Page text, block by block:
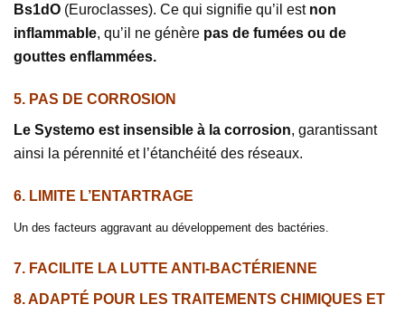
Bs1dO (Euroclasses). Ce qui signifie qu’il est non
inflammable, qu’il ne génère pas de fumées ou de
gouttes enflammées.
5. PAS DE CORROSION
Le Systemo est insensible à la corrosion, garantissant
ainsi la pérennité et l’étanchéité des réseaux.
6. LIMITE L’ENTARTRAGE
Un des facteurs aggravant au développement des bactéries.
7. FACILITE LA LUTTE ANTI-BACTÉRIENNE
8. ADAPTÉ POUR LES TRAITEMENTS CHIMIQUES ET